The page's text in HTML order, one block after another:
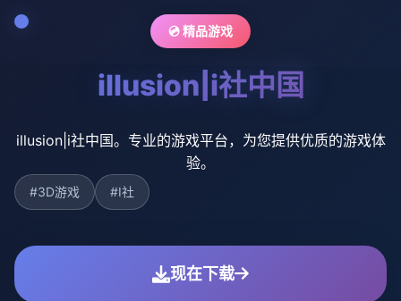
💿 精品游戏
illusion|i社中国
illusion|i社中国。专业的游戏平台，为您提供优质的游戏体
验。
#3D游戏 #I社
现在下载